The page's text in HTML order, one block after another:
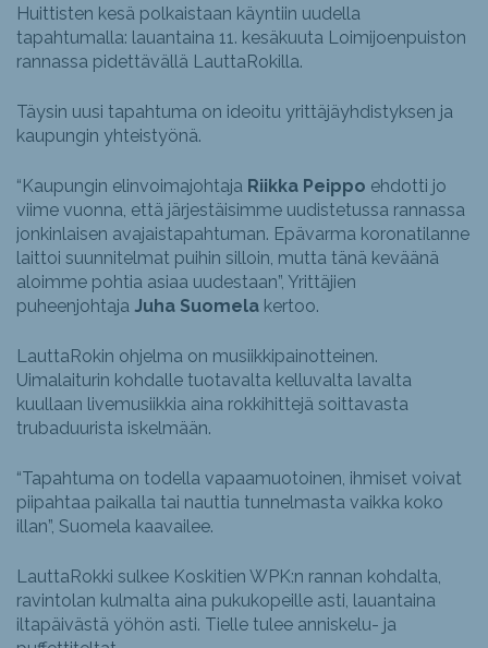
Huittisten kesä polkaistaan käyntiin uudella
tapahtumalla: lauantaina 11. kesäkuuta Loimijoenpuiston
rannassa pidettävällä LauttaRokilla.
Täysin uusi tapahtuma on ideoitu yrittäjäyhdistyksen ja
kaupungin yhteistyönä.
“Kaupungin elinvoimajohtaja Riikka Peippo ehdotti jo
viime vuonna, että järjestäisimme uudistetussa rannassa
jonkinlaisen avajaistapahtuman. Epävarma koronatilanne
laittoi suunnitelmat puihin silloin, mutta tänä keväänä
aloimme pohtia asiaa uudestaan”, Yrittäjien
puheenjohtaja Juha Suomela kertoo.
LauttaRokin ohjelma on musiikkipainotteinen.
Uimalaiturin kohdalle tuotavalta kelluvalta lavalta
kuullaan livemusiikkia aina rokkihittejä soittavasta
trubaduurista iskelmään.
“Tapahtuma on todella vapaamuotoinen, ihmiset voivat
piipahtaa paikalla tai nauttia tunnelmasta vaikka koko
illan”, Suomela kaavailee.
LauttaRokki sulkee Koskitien WPK:n rannan kohdalta,
ravintolan kulmalta aina pukukopeille asti, lauantaina
iltapäivästä yöhön asti. Tielle tulee anniskelu- ja